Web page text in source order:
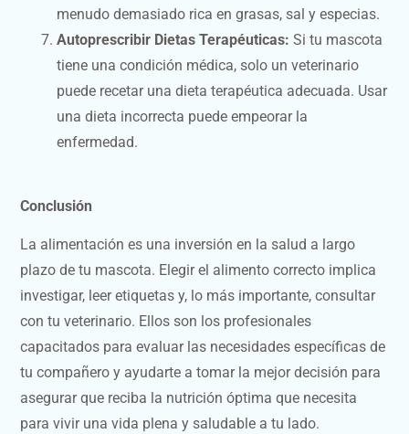
menudo demasiado rica en grasas, sal y especias.
Autoprescribir Dietas Terapéuticas: Si tu mascota
tiene una condición médica, solo un veterinario
puede recetar una dieta terapéutica adecuada. Usar
una dieta incorrecta puede empeorar la
enfermedad.
Conclusión
La alimentación es una inversión en la salud a largo
plazo de tu mascota. Elegir el alimento correcto implica
investigar, leer etiquetas y, lo más importante, consultar
con tu veterinario. Ellos son los profesionales
capacitados para evaluar las necesidades específicas de
tu compañero y ayudarte a tomar la mejor decisión para
asegurar que reciba la nutrición óptima que necesita
para vivir una vida plena y saludable a tu lado.